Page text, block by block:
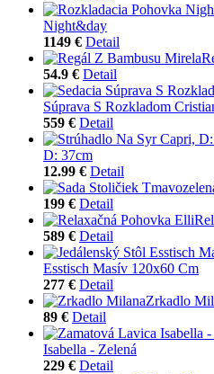
Night&day
1149 € Detail
54.9 € Detail
Súprava S Rozkladom
559 € Detail
D: 37cm
12.99 € Detail
199 € Detail
589 € Detail
Esstisch Masív 120x60 Cm
277 € Detail
Zrkadlo
89 € Detail
Isabella - Zelená
229 € Detail